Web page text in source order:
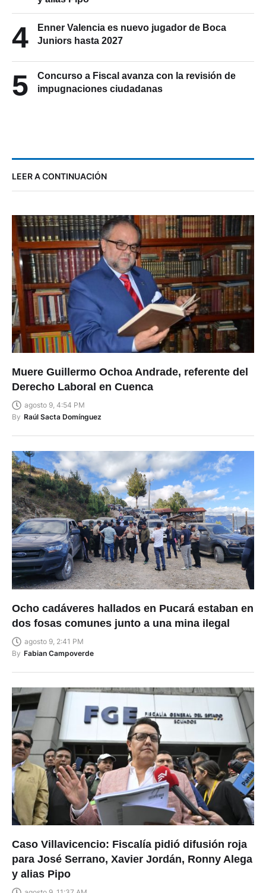
4
Enner Valencia es nuevo jugador de Boca
Juniors hasta 2027
5
Concurso a Fiscal avanza con la revisión de
impugnaciones ciudadanas
LEER A CONTINUACIÓN
Muere Guillermo Ochoa Andrade, referente del
Derecho Laboral en Cuenca
agosto 9, 4:54 PM
By Raúl Sacta Domínguez
Ocho cadáveres hallados en Pucará estaban en
dos fosas comunes junto a una mina ilegal
agosto 9, 2:41 PM
By Fabian Campoverde
Caso Villavicencio: Fiscalía pidió difusión roja
para José Serrano, Xavier Jordán, Ronny Alega
y alias Pipo